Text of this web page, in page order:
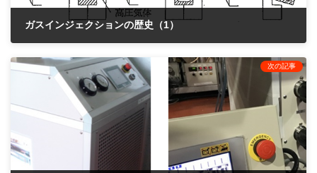
ガスインジェクションの歴史（1）
次の記事